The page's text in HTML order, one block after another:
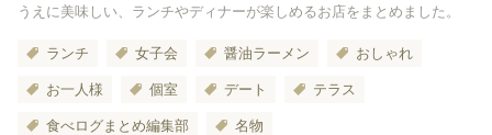
うえに美味しい、ランチやディナーが楽しめるお店をまとめました。
ランチ 女子会 醤油ラーメン おしゃれ
お一人様 個室 デート テラス
食べログまとめ編集部 名物